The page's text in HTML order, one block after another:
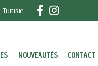
NOUVEAUTÉS CONTACT